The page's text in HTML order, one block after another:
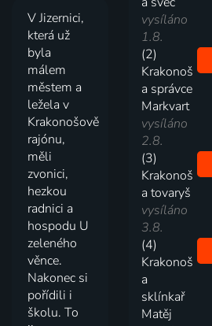
V Jizernici,
která už
byla
málem
městem a
ležela v
Krakonošově
rajónu,
měli
zvonici,
hezkou
radnici a
hospodu U
zeleného
věnce.
Nakonec si
pořídili i
školu. To
vysíláno
1.8.
(2)
Krakonoš
a správce
Markvart
vysíláno
2.8.
(3)
Krakonoš
a tovaryš
vysíláno
3.8.
(4)
Krakonoš
a
sklínkař
Matěj